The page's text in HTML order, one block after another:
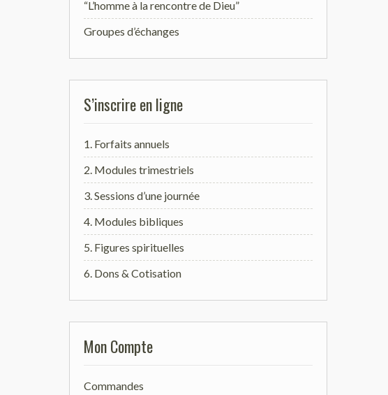
“L’homme à la rencontre de Dieu”
Groupes d’échanges
S’inscrire en ligne
1. Forfaits annuels
2. Modules trimestriels
3. Sessions d’une journée
4. Modules bibliques
5. Figures spirituelles
6. Dons & Cotisation
Mon Compte
Commandes